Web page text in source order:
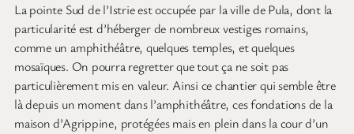
La pointe Sud de l’Istrie est occupée par la ville de Pula, dont la
particularité est d’héberger de nombreux vestiges romains,
comme un amphithéâtre, quelques temples, et quelques
mosaïques. On pourra regretter que tout ça ne soit pas
particulièrement mis en valeur. Ainsi ce chantier qui semble être
là depuis un moment dans l’amphithéâtre, ces fondations de la
maison d’Agrippine, protégées mais en plein dans la cour d’un